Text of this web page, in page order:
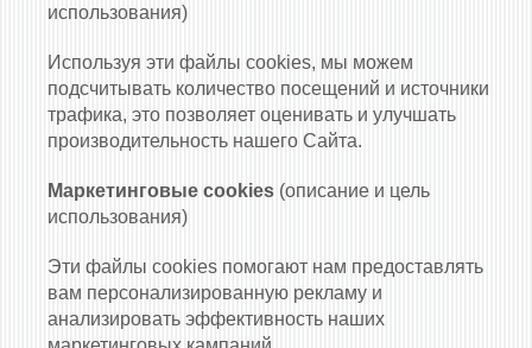
использования)
Используя эти файлы cookies, мы можем
подсчитывать количество посещений и источники
трафика, это позволяет оценивать и улучшать
производительность нашего Сайта.
Маркетинговые cookies (описание и цель
использования)
Эти файлы cookies помогают нам предоставлять
вам персонализированную рекламу и
анализировать эффективность наших